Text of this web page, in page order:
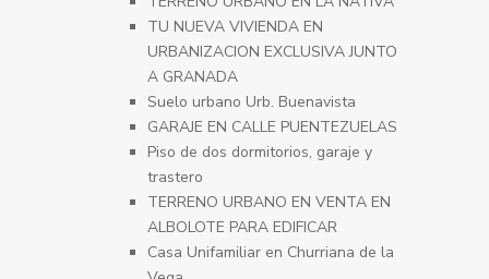
TU NUEVA VIVIENDA EN
URBANIZACION EXCLUSIVA JUNTO
A GRANADA
Suelo urbano Urb. Buenavista
GARAJE EN CALLE PUENTEZUELAS
Piso de dos dormitorios, garaje y
trastero
TERRENO URBANO EN VENTA EN
ALBOLOTE PARA EDIFICAR
Casa Unifamiliar en Churriana de la